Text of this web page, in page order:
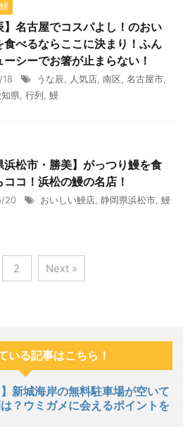
鰻
】名古屋でコスパよし！のおい
食べるならここに決まり！ふん
ーシーでお箸が止まらない！
18 うな辰 人気店 南区 名古屋市
県 行列 鰻
浜松市・勝美】がっつり鰻を食
コ！浜松の鰻の名店！
20 おいしい鰻店 静岡県浜松市 鰻
2 Next »
いる記事はこちら！
】新城海岸の無料駐車場が空いて
？ウミガメに会えるポイントを